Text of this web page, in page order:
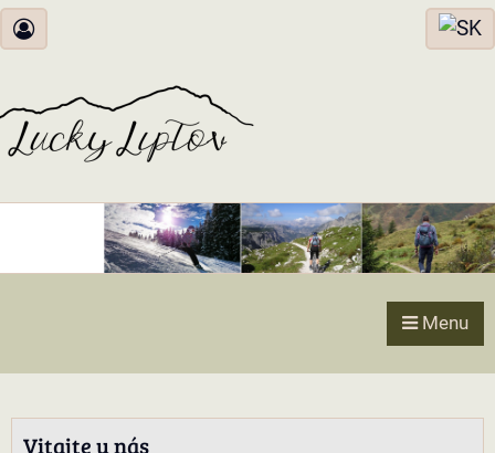
Menu
Vitajte u nás